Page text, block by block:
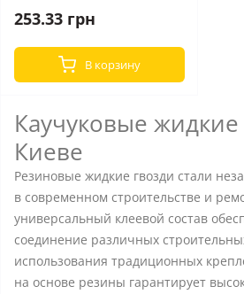
253.33 грн
В корзину
Каучуковые жидкие
Киеве
Резиновые жидкие гвозди стали
в современном строительстве и
универсальный клеевой состав
соединение различных
использования традиционных
на основе резины гарантирует